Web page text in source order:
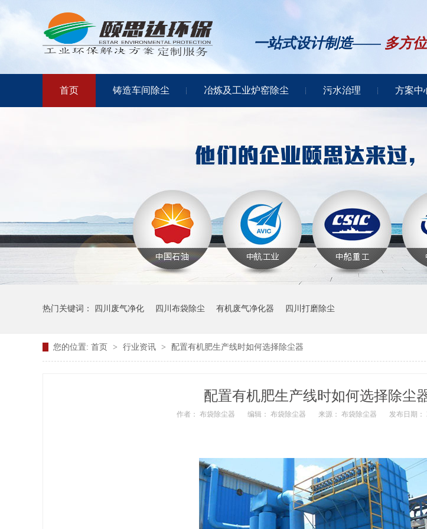
一站式设计制造—— 多方
首页 铸造车间除尘 冶炼及工业炉窑除尘 污水治理 方案中
热门关键词： 四川废气净化 四川布袋除尘 有机废气净化器 四川打磨除尘
您的位置: 首页 > 行业资讯 > 配置有机肥生产线时如何选择除尘器
配置有机肥生产线时如何选择除尘
作者： 布袋除尘器 编辑： 布袋除尘器 来源： 布袋除尘器 发布日期：